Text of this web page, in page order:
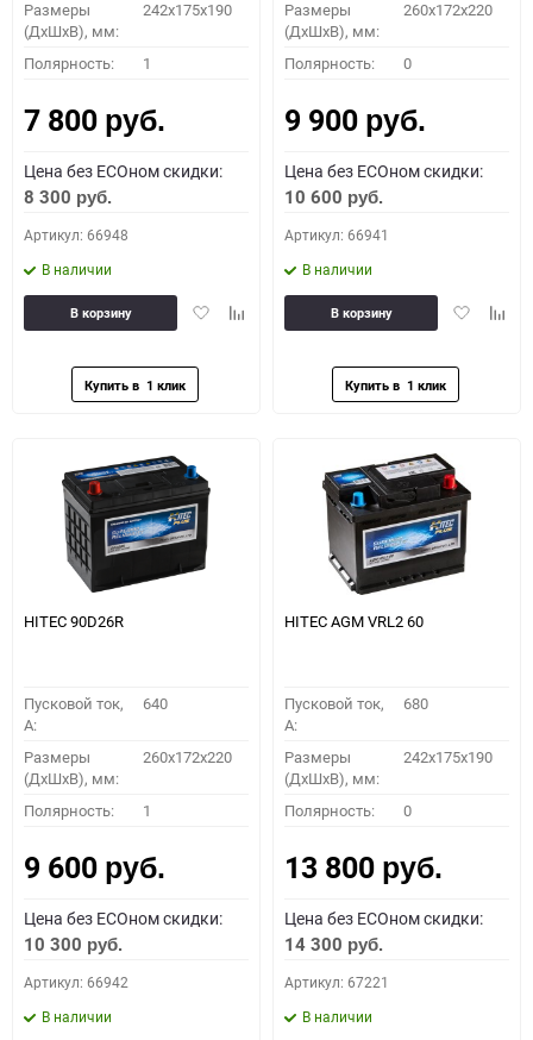
Размеры
(ДхШхВ), мм:
242x175x190
Полярность: 1
7 800 руб.
Цена без ECOном скидки:
8 300 руб.
Артикул: 66948
В наличии
ДобавитьДобавить
В корзину
Размеры
(ДхШхВ), мм:
260x172x220
Полярность: 0
9 900 руб.
Цена без ECOном скидки:
10 600 руб.
Артикул: 66941
В наличии
Добавить
В корзину
HITEC 90D26R
Пусковой ток,
A:
640
Размеры
(ДхШхВ), мм:
260x172x220
Полярность: 1
9 600 руб.
Цена без ECOном скидки:
10 300 руб.
Артикул: 66942
В наличии
HITEC AGM VRL2 60
Пусковой ток,
A:
680
Размеры
(ДхШхВ), мм:
242x175x190
Полярность: 0
13 800 руб.
Цена без ECOном скидки:
14 300 руб.
Артикул: 67221
В наличии